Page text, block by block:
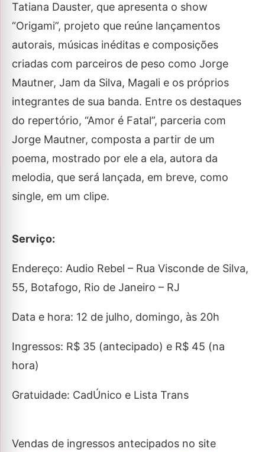
Tatiana Dauster, que apresenta o show
“Origami”, projeto que reúne lançamentos
autorais, músicas inéditas e composições
criadas com parceiros de peso como Jorge
Mautner, Jam da Silva, Magali e os próprios
integrantes de sua banda. Entre os destaques
do repertório, “Amor é Fatal”, parceria com
Jorge Mautner, composta a partir de um
poema, mostrado por ele a ela, autora da
melodia, que será lançada, em breve, como
single, em um clipe.
Serviço:
Endereço: Audio Rebel – Rua Visconde de Silva,
55, Botafogo, Rio de Janeiro – RJ
Data e hora: 12 de julho, domingo, às 20h
Ingressos: R$ 35 (antecipado) e R$ 45 (na
hora)
Gratuidade: CadÚnico e Lista Trans
Vendas de ingressos antecipados no site